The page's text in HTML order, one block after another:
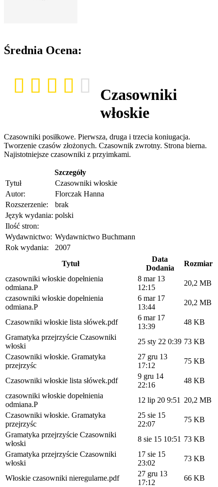
Średnia Ocena:
Czasowniki
włoskie
Czasowniki posiłkowe. Pierwsza, druga i trzecia koniugacja.
Tworzenie czasów złożonych. Czasownik zwrotny. Strona bierna.
Najistotniejsze czasowniki z przyimkami.
Szczegóły
Tytuł
Czasowniki włoskie
Autor:
Florczak Hanna
Rozszerzenie:
brak
Język wydania: polski
Ilość stron:
Wydawnictwo: Wydawnictwo Buchmann
Rok wydania:
2007
Tytuł
Data
Dodania
Rozmiar
czasowniki włoskie dopełnienia
odmiana.P
8 mar 13
12:15
20,2 MB
czasowniki włoskie dopełnienia
odmiana.P
6 mar 17
13:44
20,2 MB
Czasowniki włoskie lista słówek.pdf
6 mar 17
13:39
48 KB
Gramatyka przejrzyście Czasowniki
włoski
25 sty 22 0:39 73 KB
Czasowniki włoskie. Gramatyka
przejrzyśc
27 gru 13
17:12
75 KB
Czasowniki włoskie lista słówek.pdf
9 gru 14
22:16
48 KB
czasowniki włoskie dopełnienia
odmiana.P
12 lip 20 9:51
20,2 MB
Czasowniki włoskie. Gramatyka
przejrzyśc
25 sie 15
22:07
75 KB
Gramatyka przejrzyście Czasowniki
włoski
8 sie 15 10:51 73 KB
Gramatyka przejrzyście Czasowniki
włoski
17 sie 15
23:02
73 KB
Włoskie czasowniki nieregularne.pdf
27 gru 13
17:12
66 KB